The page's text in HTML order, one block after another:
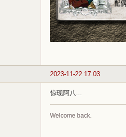
2023-11-22 17:03
惊现阿八...
Welcome back.